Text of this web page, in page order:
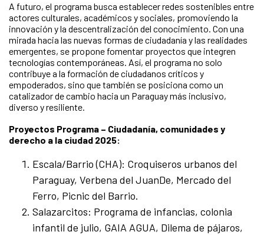
A futuro, el programa busca establecer redes sostenibles entre
actores culturales, académicos y sociales, promoviendo la
innovación y la descentralización del conocimiento. Con una
mirada hacia las nuevas formas de ciudadanía y las realidades
emergentes, se propone fomentar proyectos que integren
tecnologías contemporáneas. Así, el programa no solo
contribuye a la formación de ciudadanos críticos y
empoderados, sino que también se posiciona como un
catalizador de cambio hacia un Paraguay más inclusivo,
diverso y resiliente.
Proyectos Programa – Ciudadanía, comunidades y
derecho a la ciudad 2025:
Escala/Barrio (CHA): Croquiseros urbanos del
Paraguay, Verbena del JuanDe, Mercado del
Ferro, Picnic del Barrio.
Salazarcitos: Programa de infancias, colonia
infantil de julio, GAIA AGUA, Dilema de pájaros,